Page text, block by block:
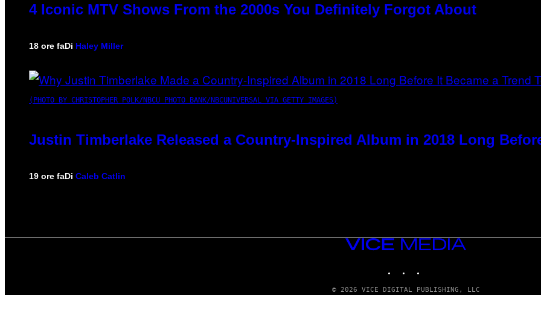
4 Iconic MTV Shows From the 2000s You Definitely Forgot About
18 ore faDi Haley Miller
(PHOTO BY CHRISTOPHER POLK/NBCU PHOTO BANK/NBCUNIVERSAL VIA GETTY IMAGES)
Justin Timberlake Released a Country-Inspired Album in 2018 Long
19 ore faDi Caleb Catlin
VICE
MEDIA
© 2026 VICE DIGITAL PUBLISHING, LLC